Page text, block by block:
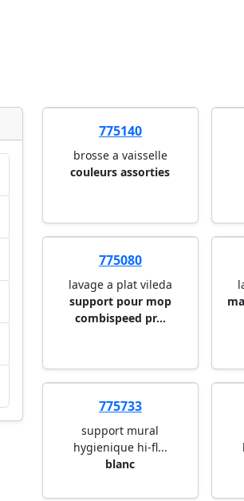
775140
brosse a vaisselle
couleurs assorties
775080
lavage a plat vileda
support pour mop
combispeed pr...
775733
support mural
hygienique hi-fl...
blanc